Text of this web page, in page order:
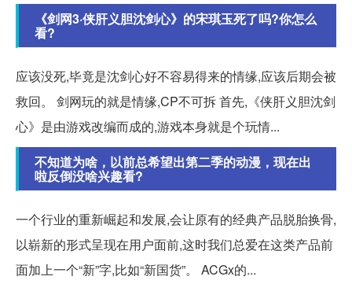
《剑网3·侠肝义胆沈剑心》的宋琪玉死了吗?你怎么
看?
应该没死,毕竟是沈剑心好不容易得来的情缘,应该后期会被
救回。 剑网玩的就是情缘,CP不可拆 首先,《侠肝义胆沈剑
心》是由游戏改编而成的,游戏本身就是个玩情...
不知道为啥，以前总希望出第二季的动漫，现在出
啦反倒没啥兴趣看?
一个行业的重新崛起和发展,会让原有的经典产品脱胎换骨,
以崭新的形式呈现在用户面前,这时我们总爱在这类产品前
面加上一个“新”字,比如“新国货”。 ACGx的...